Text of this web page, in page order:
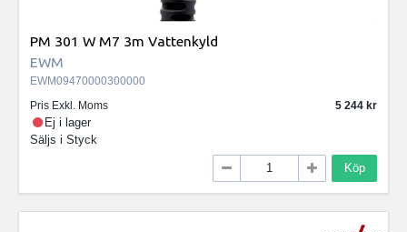
PM 301 W M7 3m Vattenkyld
EWM
EWM09470000300000
Pris Exkl. Moms
5 244
Ej i lager
Säljs i Styck
Köp